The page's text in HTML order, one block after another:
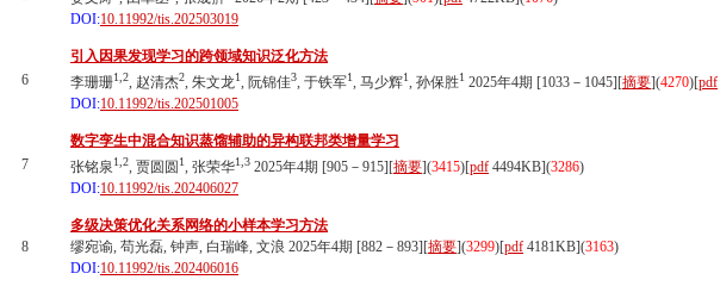
DOI:10.11992/tis.202503019
6
引入因果发现学习的跨领域知识泛化方法
李珊珊1,2, 赵清杰2, 朱文龙1, 阮锦佳3, 于铁军1, 马少辉1, 孙保胜1 2025年4期 [1033－1045][摘要](4270)[pdf
DOI:10.11992/tis.202501005
7
数字孪生中混合知识蒸馏辅助的异构联邦类增量学习
张铭泉1,2, 贾圆圆 1, 张荣华1,3 2025年4期 [905－915][摘要](3415)[pdf 4494KB](3286)
DOI:10.11992/tis.202406027
8
多级决策优化关系网络的小样本学习方法
缪宛谕, 苟光磊, 钟声, 白瑞峰, 文浪 2025年4期 [882－893][摘要](3299)[pdf 4181KB](3163)
DOI:10.11992/tis.202406016